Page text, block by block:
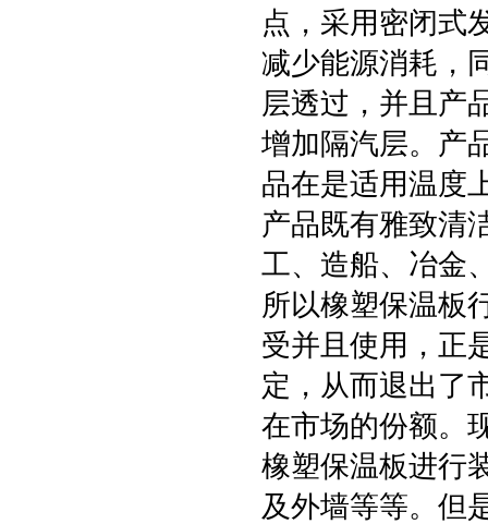
点，采用密闭式
减少能源消耗，
层透过，并且产
增加隔汽层。产
品在是适用温度
产品既有雅致清
工、造船、冶金
所以橡塑保温板
受并且使用，正
定，从而退出了
在市场的份额。
橡塑保温板进行
及外墙等等。但